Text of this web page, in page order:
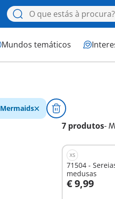
Mundos temáticos
Mermaids
7 produtos-
XS
71504 -
medusas
€ 9,99
Ao carrinho